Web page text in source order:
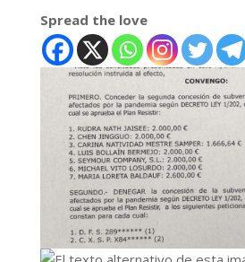
Spread the love